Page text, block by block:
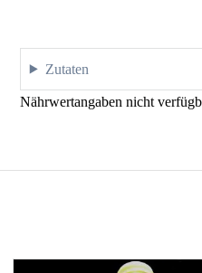
Zutaten
Nährwertangaben nicht